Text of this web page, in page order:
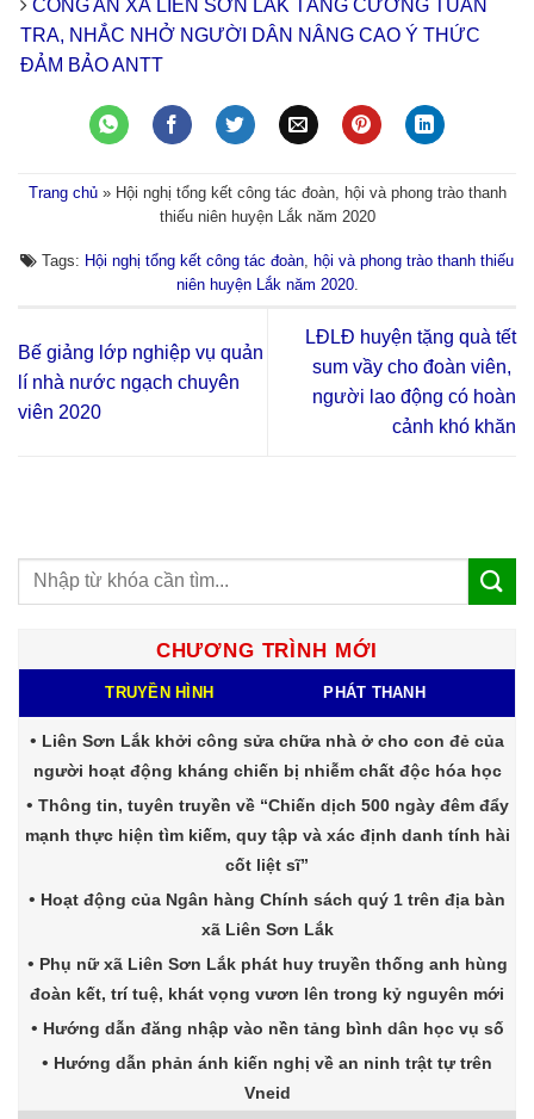
CÔNG AN XÃ LIÊN SƠN LẮK TĂNG CƯỜNG TUẦN
TRA, NHẮC NHỞ NGƯỜI DÂN NÂNG CAO Ý THỨC
ĐẢM BẢO ANTT
Trang chủ» Hội nghị tổng kết công tác đoàn, hội và phong trào thanh
thiếu niên huyện Lắk năm 2020
Tags: Hội nghị tổng kết công tác đoàn hội và phong trào thanh thiếu
niên huyện Lắk năm 2020.
Bế giảng lớp nghiệp vụ quản
lí nhà nước ngạch chuyên
viên 2020
LĐLĐ huyện tặng quà tết
sum vầy cho đoàn viên,
người lao động có hoàn
cảnh khó khăn
CHƯƠNG TRÌNH MỚI
TRUYỀN HÌNH PHÁT THANH
Liên Sơn Lắk khởi công sửa chữa nhà ở cho con đẻ của
người hoạt động kháng chiến bị nhiễm chất độc hóa học
Thông tin, tuyên truyền về “Chiến dịch 500 ngày đêm đẩy
mạnh thực hiện tìm kiếm, quy tập và xác định danh tính hài
cốt liệt sĩ”
Hoạt động của Ngân hàng Chính sách quý 1 trên địa bàn
xã Liên Sơn Lắk
Phụ nữ xã Liên Sơn Lắk phát huy truyền thống anh hùng
đoàn kết, trí tuệ, khát vọng vươn lên trong kỷ nguyên mới
Hướng dẫn đăng nhập vào nền tảng bình dân học vụ số
Hướng dẫn phản ánh kiến nghị về an ninh trật tự trên
Vneid